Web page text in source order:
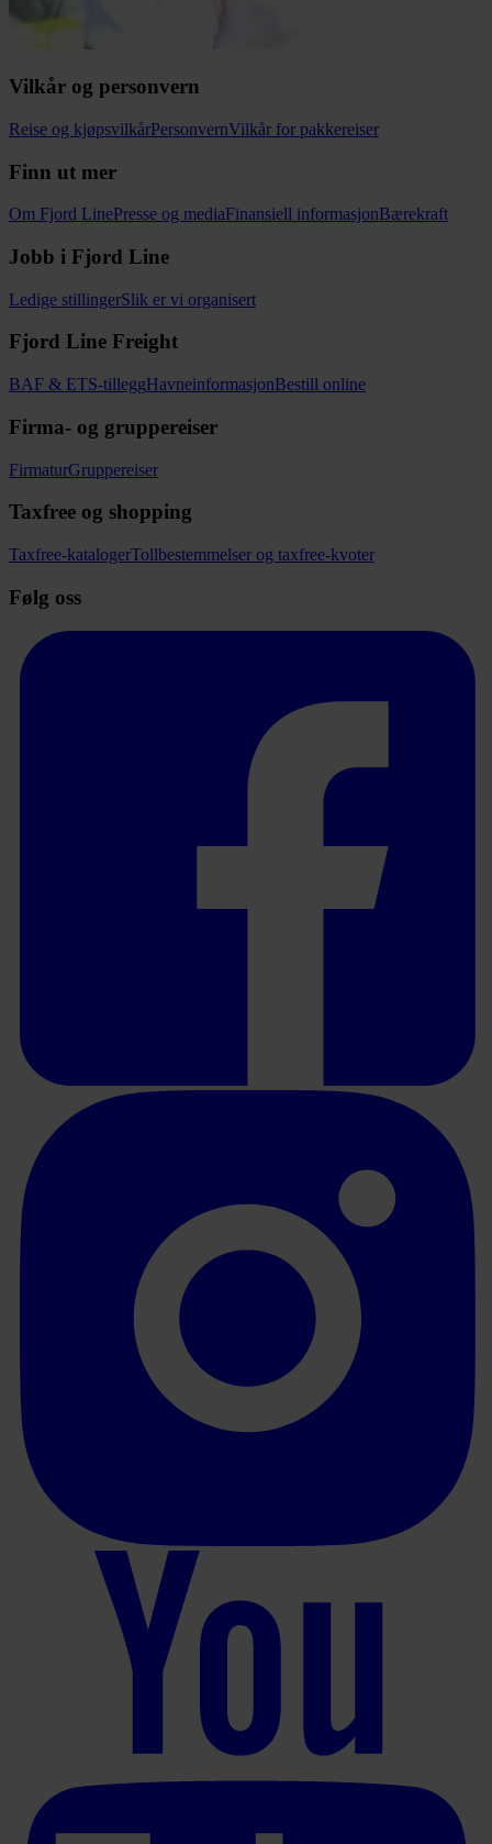
Vilkår og personvern
Reise og kjøpsvilkårPersonvernVilkår for pakkereiser
Finn ut mer
Om Fjord LinePresse og mediaFinansiell informasjonBærekraft
Jobb i Fjord Line
Ledige stillingerSlik er vi organisert
Fjord Line Freight
BAF & ETS-tilleggHavneinformasjonBestill online
Firma- og gruppereiser
FirmaturGruppereiser
Taxfree og shopping
Taxfree-katalogerTollbestemmelser og taxfree-kvoter
Følg oss